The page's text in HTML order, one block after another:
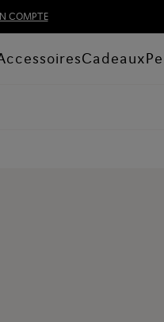
COMPTE
Cadeaux